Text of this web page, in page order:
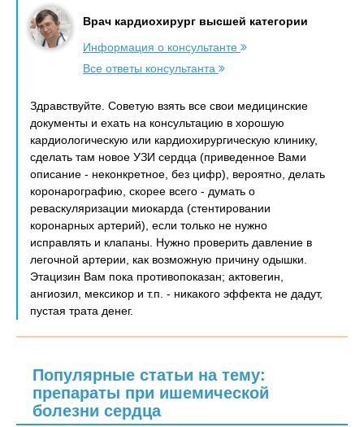
Врач кардиохирург высшей категории
Информация о консультанте
Все ответы консультанта
Здравствуйте. Советую взять все свои медицинские
документы и ехать на консультацию в хорошую
кардиологическую или кардиохирургическую клинику,
сделать там новое УЗИ сердца (приведенное Вами
описание - неконкретное, без цифр), вероятно, делать
коронарографию, скорее всего - думать о
реваскуляризации миокарда (стентировании
коронарных артерий), если только не нужно
исправлять и клапаны. Нужно проверить давление в
легочной артерии, как возможную причину одышки.
Этацизин Вам пока противопоказан; актовегин,
ангиозил, мексикор и т.п. - никакого эффекта не дадут,
пустая трата денег.
Популярные статьи на тему:
препараты при ишемической
болезни сердца